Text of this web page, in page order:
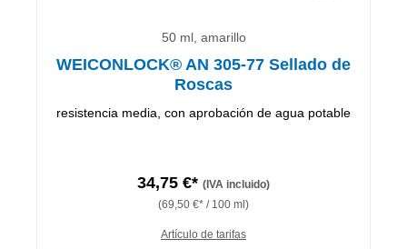
50 ml, amarillo
WEICONLOCK® AN 305-77 Sellado de
Roscas
resistencia media, con aprobación de agua potable
34,75 €* (IVA incluido)
(69,50 €* / 100 ml)
Artículo de tarifas